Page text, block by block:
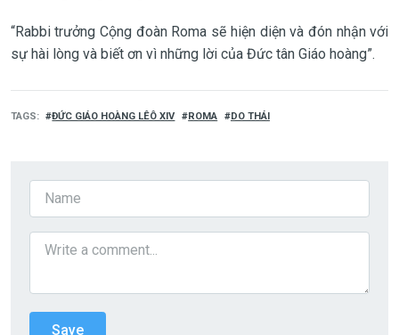
“Rabbi trưởng Cộng đoàn Roma sẽ hiện diện và đón nhận với
sự hài lòng và biết ơn vì những lời của Đức tân Giáo hoàng”.
TAGS ĐỨC GIÁO HOÀNG LÊÔ XIV ROMA DO THÁI